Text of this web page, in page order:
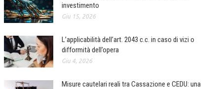
investimento
Giu 15, 2026
L’applicabilità dell’art. 2043 c.c. in caso di vizi o
difformità dell’opera
Giu 4, 2026
Misure cautelari reali tra Cassazione e CEDU: una